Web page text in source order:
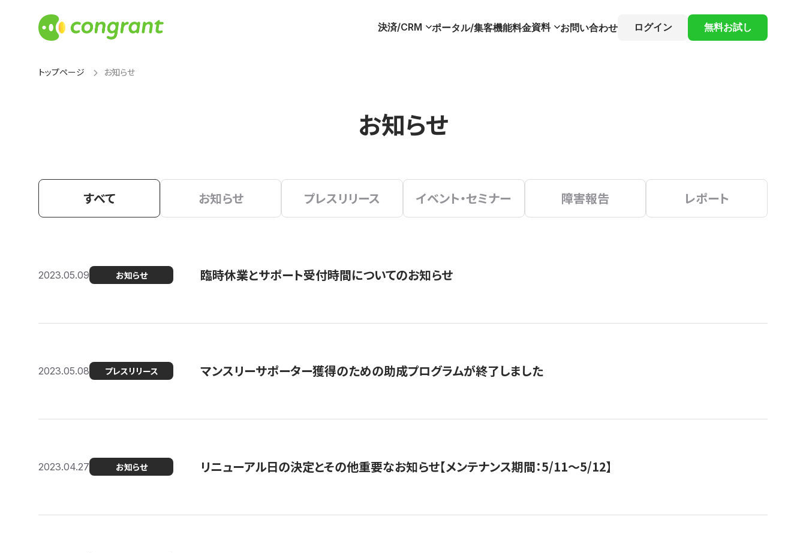
決済/CRM ポータル/集客機能料金資料 お問い合わせ ログイン 無料お試し
トップページ お知らせ
お知らせ
すべて お知らせ プレスリリース イベント・セミナー 障害報告 レポート
2023.05.09 お知らせ 臨時休業とサポート受付時間についてのお知らせ
2023.05.08 プレスリリース マンスリーサポーター獲得のための助成プログラムが終了しました
2023.04.27 お知らせ リニューアル日の決定とその他重要なお知らせ【メンテナンス期間：5/11～5/12】